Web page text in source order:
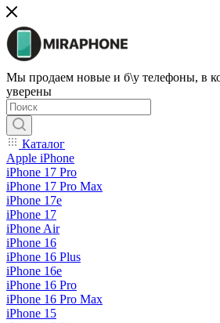
Мы продаем новые и б\у телефоны, в
уверены
Каталог
Apple iPhone
iPhone 17 Pro
iPhone 17 Pro Max
iPhone 17e
iPhone 17
iPhone Air
iPhone 16
iPhone 16 Plus
iPhone 16e
iPhone 16 Pro
iPhone 16 Pro Max
iPhone 15